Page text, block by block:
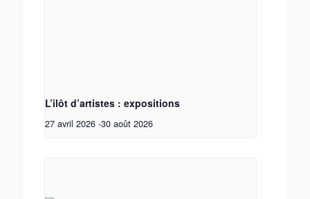
L’ilôt d’artistes : expositions
27 avril 2026 -30 août 2026